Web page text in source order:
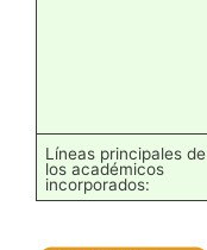
Líneas principales de
los académicos
incorporados: